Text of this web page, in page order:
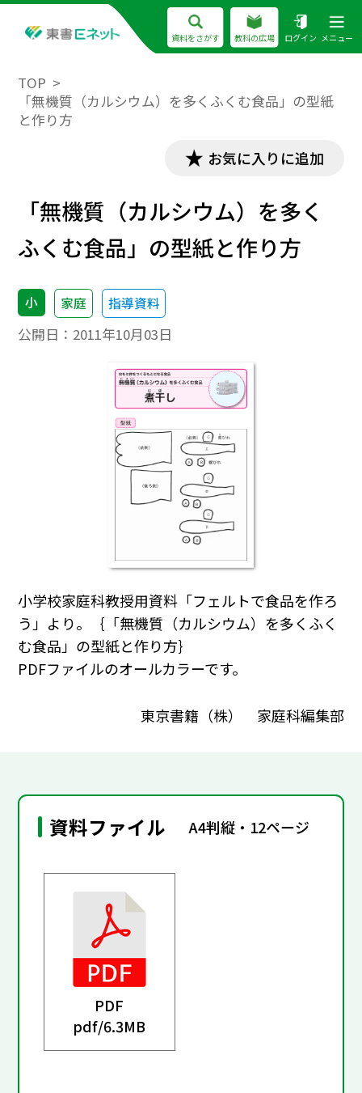
資料をさがす 教科の広場 ログイン メニュー
TOP
「無機質（カルシウム）を多くふくむ食品」の型紙
と作り方
お気に入りに追加
「無機質（カルシウム）を多く
ふくむ食品」の型紙と作り方
小 家庭 指導資料
公開日： 2011年10月03日
小学校家庭科教授用資料「フェルトで食品を作ろ
う」より。｛「無機質（カルシウム）を多くふく
む食品」の型紙と作り方｝
PDFファイルのオールカラーです。
東京書籍（株） 家庭科編集部
資料ファイル A4判縦・12ページ
PDF
pdf/6.3MB